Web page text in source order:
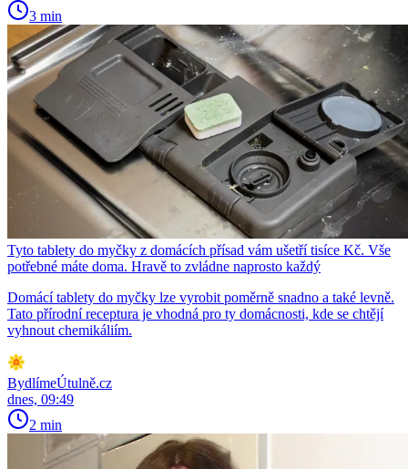
3 min
Tyto tablety do myčky z domácích přísad vám ušetří tisíce Kč. Vše
potřebné máte doma. Hravě to zvládne naprosto každý
Domácí tablety do myčky lze vyrobit poměrně snadno a také levně.
Tato přírodní receptura je vhodná pro ty domácnosti, kde se chtějí
vyhnout chemikáliím.
BydlímeÚtulně.cz
dnes, 09:49
2 min